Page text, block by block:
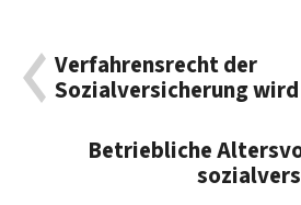
Verfahrensrecht der
Sozialversicherung
Betriebliche